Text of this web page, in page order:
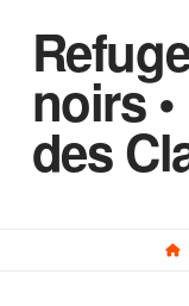
noirs
des